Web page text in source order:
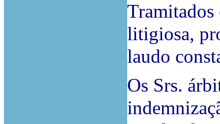
Tramitados
litigiosa,
laudo
Os Srs.